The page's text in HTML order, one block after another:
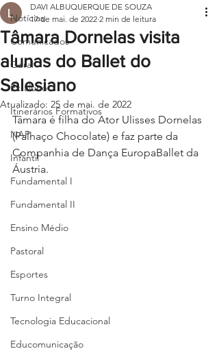
Notícias
Comunicados
Geral
Ex-aluno
Itinerários Formativos
NAP
Infantil
Fundamental I
Fundamental II
Ensino Médio
Pastoral
Esportes
Turno Integral
Tecnologia Educacional
Educomunicação
Tâmara Dornelas visita
alunas do Ballet do
Salesiano
DAVI ALBUQUERQUE DE SOUZA
17 de mai. de 2022 2 min de leitura
Atualizado: 25 de mai. de 2022
Tâmara é filha do Ator Ulisses Dornelas
(Palhaço Chocolate) e faz parte da
Companhia de Dança EuropaBallet da
Áustria.